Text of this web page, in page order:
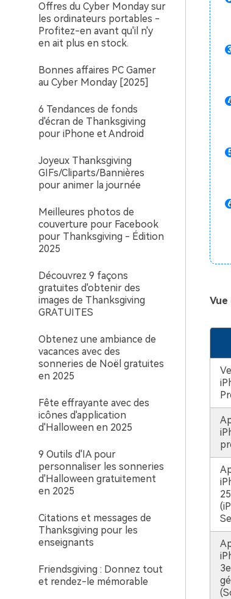
Offres du Cyber Monday sur
les ordinateurs portables -
Profitez-en avant qu'il n'y
en ait plus en stock.
Bonnes affaires PC Gamer
au Cyber Monday [2025]
6 Tendances de fonds
d'écran de Thanksgiving
pour iPhone et Android
Joyeux Thanksgiving
GIFs/Cliparts/Bannières
pour animer la journée
Meilleures photos de
couverture pour Facebook
pour Thanksgiving - Édition
2025
Découvrez 9 façons
gratuites d'obtenir des
images de Thanksgiving
GRATUITES
Obtenez une ambiance de
vacances avec des
sonneries de Noël gratuites
en 2025
Fête effrayante avec des
icônes d'application
d'Halloween en 2025
9 Outils d'IA pour
personnaliser les sonneries
d'Halloween gratuitement
en 2025
Citations et messages de
Thanksgiving pour les
enseignants
Friendsgiving : Donnez tout
et rendez-le mémorable
Vue
3e